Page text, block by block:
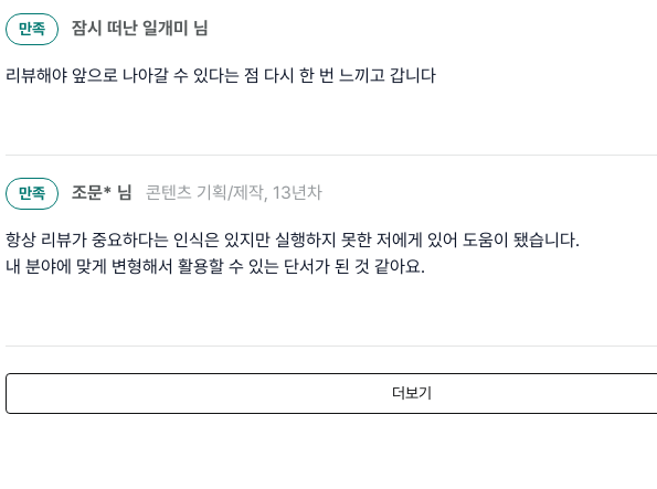
만족 잠시 떠난 일개미 님
리뷰해야 앞으로 나아갈 수 있다는 점 다시 한 번 느끼고 갑니다
만족 조문* 님 콘텐츠 기획/제작, 13년차
항상 리뷰가 중요하다는 인식은 있지만 실행하지 못한 저에게 있어 도움이 됐습니다.
내 분야에 맞게 변형해서 활용할 수 있는 단서가 된 것 같아요.
더보기